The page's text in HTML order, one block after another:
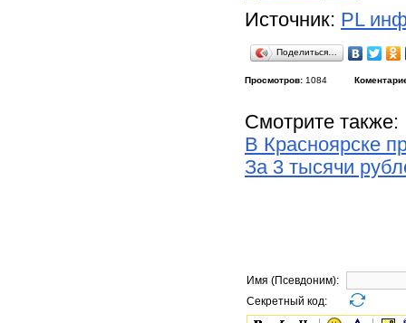
Источник: PL
Поделиться…
Просмотров: 1084
Смотрите также:
В Красноярске
За 3 тысячи
Имя (Псевдоним):
Секретный код: